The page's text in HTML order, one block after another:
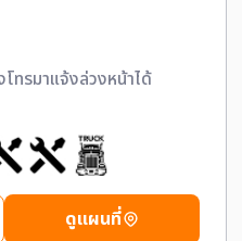
โทรมาแจ้งล่วงหน้าได้
ดูแผนที่